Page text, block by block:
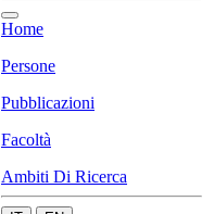
Home
Persone
Pubblicazioni
Facoltà
Ambiti Di Ricerca